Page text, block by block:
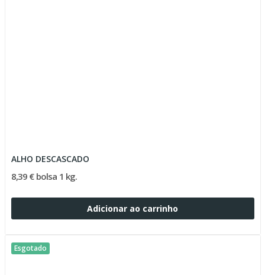
ALHO DESCASCADO
8,39 € bolsa 1 kg.
Adicionar ao carrinho
Esgotado